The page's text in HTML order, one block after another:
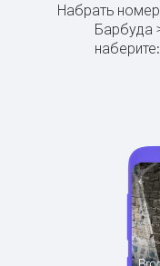
Набрать
Барбуда
наберите: